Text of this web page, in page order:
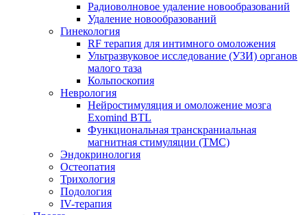
Радиоволновое удаление новообразований
Удаление новообразований
Гинекология
RF терапия для интимного омоложения
Ультразвуковое исследование (УЗИ) органов
малого таза
Кольпоскопия
Неврология
Нейростимуляция и омоложение мозга
Exomind BTL
Функциональная транскраниальная
магнитная стимуляции (ТМС)
Эндокринология
Остеопатия
Трихология
Подология
IV-терапия